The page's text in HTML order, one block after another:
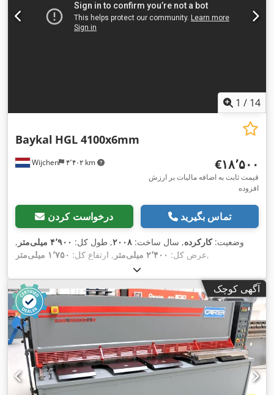
1 / 14
Wijchen ۴٬۴۰۲ km
Baykal HGL 4100x6mm
‎€۱۸٬۵۰۰
قیمت ثابت به اضافه مالیات بر ارزش
افزوده
درخواست کردن تماس بگیرید
وضعیت:کارکرده, سال ساخت: ۲۰۰۸, طول کل: ۴٬۹۰۰ میلی‌متر
,
عرض کل: ۲٬۴۰۰ میلی‌متر , ارتفاع کل: ۱٬۷۵۰ میلی‌متر ,
آگهی کوچک